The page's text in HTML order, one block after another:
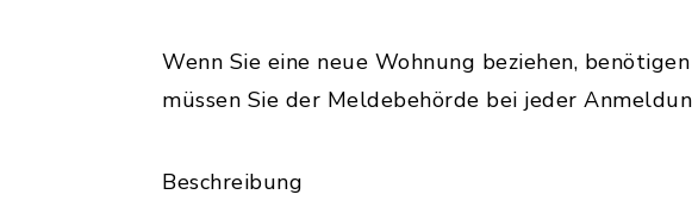
Wenn Sie eine neue Wohnung beziehen,
müssen Sie der Meldebehörde bei jeder
Beschreibung